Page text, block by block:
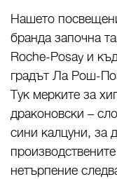
Нашето
бранда започна
Roche-Posay и
градът Ла Рош-
Тук мерките за
драконовски –
сини калцуни, за
нетърпение